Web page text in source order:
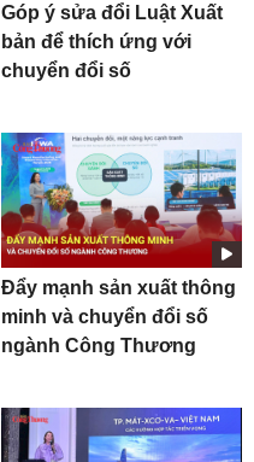
Góp ý sửa đổi Luật Xuất
bản để thích ứng với
chuyển đổi số
Đẩy mạnh sản xuất thông
minh và chuyển đổi số
ngành Công Thương